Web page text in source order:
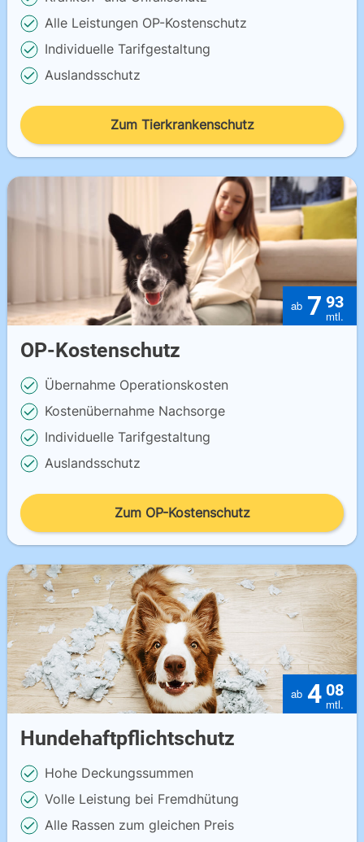
Alle Leistungen OP-Kostenschutz
Individuelle Tarifgestaltung
Auslandsschutz
Zum Tierkrankenschutz
OP-Kostenschutz
Übernahme Operationskosten
Kostenübernahme Nachsorge
Individuelle Tarifgestaltung
Auslandsschutz
7 93
Zum OP-Kostenschutz
Hundehaftpflichtschutz
Hohe Deckungssummen
Volle Leistung bei Fremdhütung
Alle Rassen zum gleichen Preis
4 08